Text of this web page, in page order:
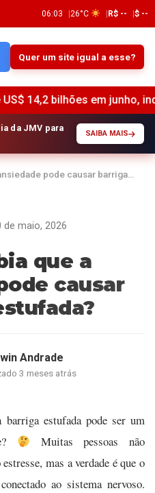
06:03 26°C R$ -- $ --
Quer um site igual a esse?
bilhões em junho, indica o
da JMV para
SAIBA MAIS
pode causar barriga…
de maio, 2026
que a
causar
Andrade
3 meses atrás
barriga estufada pode ser um
Muitas pessoas não
mas a verdade é que o
ao sistema nervoso.